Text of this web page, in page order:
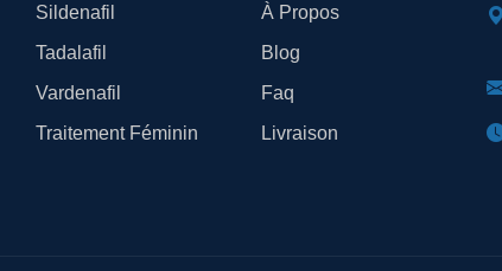
Sildenafil
Tadalafil
Vardenafil
Traitement Féminin
À Propos
Blog
Faq
Livraison